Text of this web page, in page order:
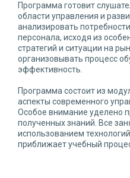
Программа готовит
области управления и
анализировать
персонала, исходя из
стратегий и ситуации на
организовывать процесс
эффективность.
Программа состоит из
аспекты современного
Особое внимание уделено
полученных знаний. Все
использованием
приближает учебный